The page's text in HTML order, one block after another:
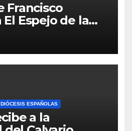
Francisco
Espejo de la
DIÓCESIS ESPAÑOLAS
a la